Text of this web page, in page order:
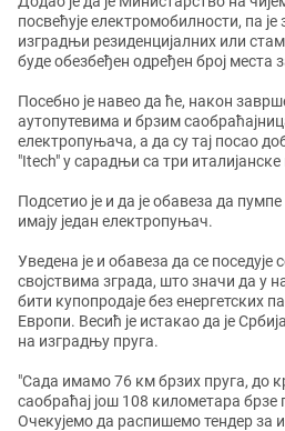
посвећује електромобилности, па
изградњи резиденцијалних или
буде обезбеђен одређен број места
Посебно је навео да ће, након
аутопутевима и брзим
електропуњача, а да су тај посао
"Itech" у сарадњи са три италијанске
Подсетио је и да је обавеза да
имају један електропуњач.
Уведена је и обавеза да се поседује
својствима зграда, што значи да у
бити купопродаје без енергетских
Европи. Весић је истакао да је
на изградњу пруга.
"Сада имамо 76 км брзих пруга, до
саобраћај још 108 километара брзе
Очекујемо да распишемо тендер за